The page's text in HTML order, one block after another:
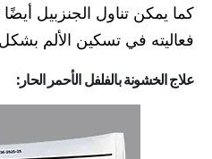
كما يمكن تناول الجنزبيل
فعاليته في تسكين الألم
علاج الخشونة بالفلفل الأحمر الحار: